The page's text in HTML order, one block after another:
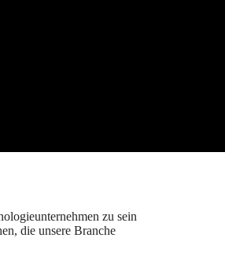
zu sein
die unsere Branche